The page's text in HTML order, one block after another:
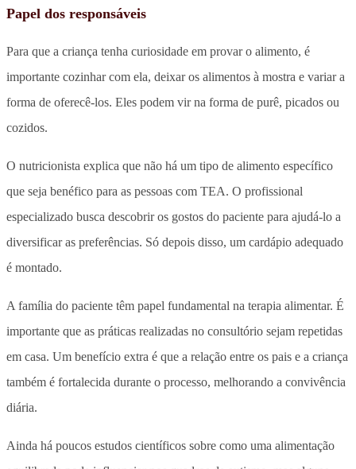
Papel dos responsáveis
Para que a criança tenha curiosidade em provar o alimento, é
importante cozinhar com ela, deixar os alimentos à mostra e variar a
forma de oferecê-los. Eles podem vir na forma de purê, picados ou
cozidos.
O nutricionista explica que não há um tipo de alimento específico
que seja benéfico para as pessoas com TEA. O profissional
especializado busca descobrir os gostos do paciente para ajudá-lo a
diversificar as preferências. Só depois disso, um cardápio adequado
é montado.
A família do paciente têm papel fundamental na terapia alimentar. É
importante que as práticas realizadas no consultório sejam repetidas
em casa. Um benefício extra é que a relação entre os pais e a criança
também é fortalecida durante o processo, melhorando a convivência
diária.
Ainda há poucos estudos científicos sobre como uma alimentação